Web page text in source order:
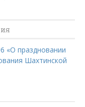
«О праздновании
Шахтинской